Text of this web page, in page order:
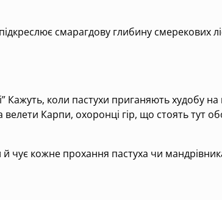
смарагдову глибину смерекових
Кажуть, коли пастухи приганяють худобу
Карпи, охоронці гір, що стоять тут
чує кожне прохання пастуха чи